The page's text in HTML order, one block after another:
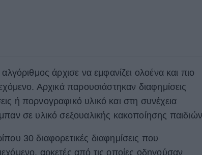
άρχισε να εμφανίζει ολοένα και πιο
Αρχικά παρουσιάστηκαν διαφημίσεις
ή πορνογραφικό υλικό και στη συνέχεια
σε υλικό σεξουαλικής κακοποίησης
30 διαφορετικές διαφημίσεις που
αρκετές από τις οποίες οδηγούσαν